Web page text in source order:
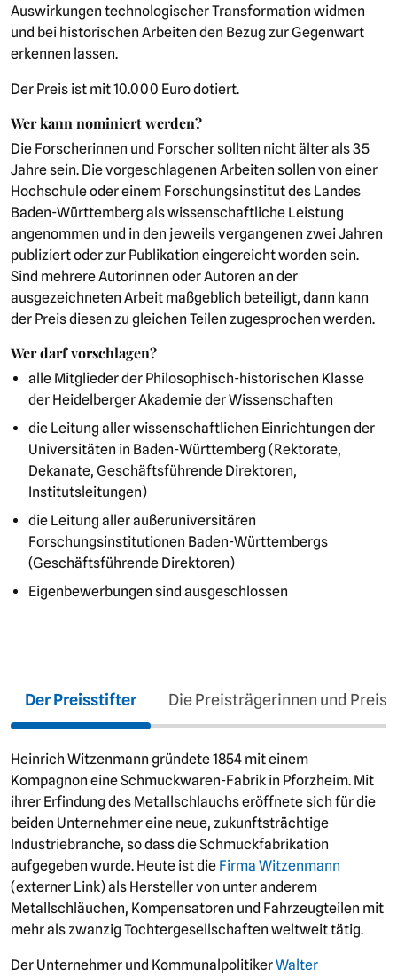
Auswirkungen technologischer Transformation widmen
und bei historischen Arbeiten den Bezug zur Gegenwart
erkennen lassen.
Der Preis ist mit 10.000 Euro dotiert.
Wer kann nominiert werden?
Die Forscherinnen und Forscher sollten nicht älter als 35
Jahre sein. Die vorgeschlagenen Arbeiten sollen von einer
Hochschule oder einem Forschungsinstitut des Landes
Baden-Württemberg als wissenschaftliche Leistung
angenommen und in den jeweils vergangenen zwei Jahren
publiziert oder zur Publikation eingereicht worden sein.
Sind mehrere Autorinnen oder Autoren an der
ausgezeichneten Arbeit maßgeblich beteiligt, dann kann
der Preis diesen zu gleichen Teilen zugesprochen werden.
Wer darf vorschlagen?
alle Mitglieder der Philosophisch-historischen Klasse
der Heidelberger Akademie der Wissenschaften
die Leitung aller wissenschaftlichen Einrichtungen der
Universitäten in Baden-Württemberg (Rektorate,
Dekanate, Geschäftsführende Direktoren,
Institutsleitungen)
die Leitung aller außeruniversitären
Forschungsinstitutionen Baden-Württembergs
(Geschäftsführende Direktoren)
Eigenbewerbungen sind ausgeschlossen
Der Preisstifter Die Preisträgerinnen und
Heinrich Witzenmann gründete 1854 mit einem
Kompagnon eine Schmuckwaren-Fabrik in Pforzheim. Mit
ihrer Erfindung des Metallschlauchs eröffnete sich für die
beiden Unternehmer eine neue, zukunftsträchtige
Industriebranche, so dass die Schmuckfabrikation
aufgegeben wurde. Heute ist die Firma Witzenmann
(externer Link) als Hersteller von unter anderem
Metallschläuchen, Kompensatoren und Fahrzeugteilen mit
mehr als zwanzig Tochtergesellschaften weltweit tätig.
Der Unternehmer und KommunalpolitikerWalter